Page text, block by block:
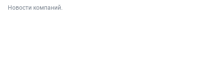
Новости компаний.